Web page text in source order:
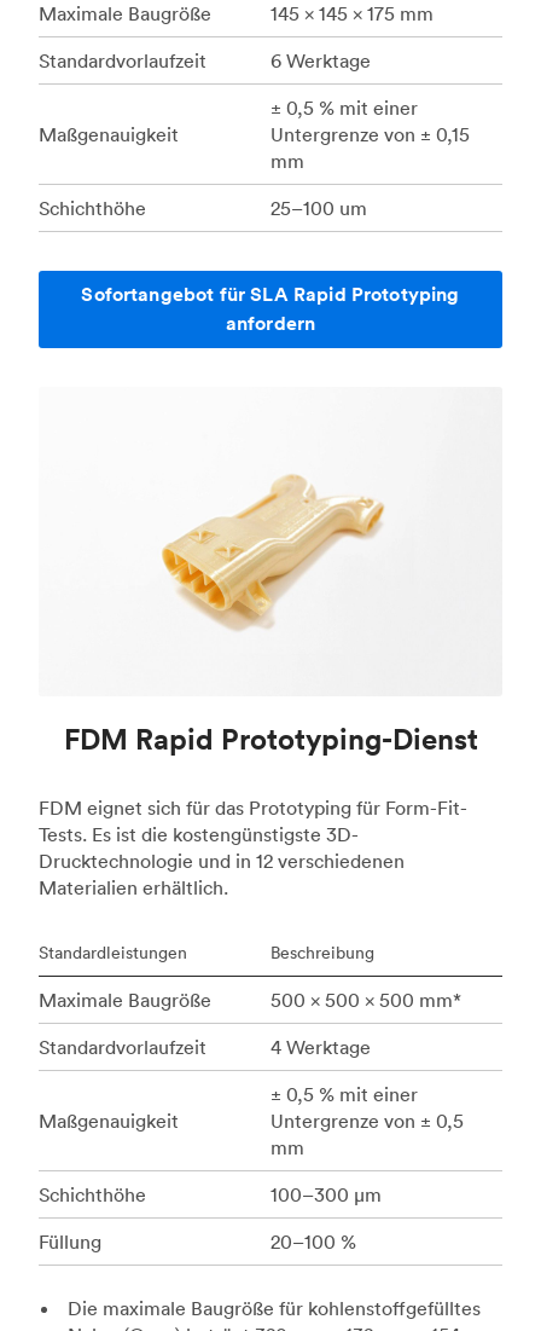
Maximale Baugröße
145 × 145 × 175 mm
Standardvorlaufzeit
6 Werktage
Maßgenauigkeit
± 0,5 % mit einer
Untergrenze von ± 0,15
mm
Schichthöhe
25–100 um
Sofortangebot für SLA Rapid Prototyping
anfordern
FDM Rapid Prototyping-Dienst
FDM eignet sich für das Prototyping für Form-Fit-
Tests. Es ist die kostengünstigste 3D-
Drucktechnologie und in 12 verschiedenen
Materialien erhältlich.
Standardleistungen Beschreibung
Maximale Baugröße
500 x 500 x 500 mm*
Standardvorlaufzeit
4 Werktage
Maßgenauigkeit
± 0,5 % mit einer
Untergrenze von ± 0,5
mm
Schichthöhe
100–300 μm
Füllung
20–100 %
Die maximale Baugröße für kohlenstoffgefülltes